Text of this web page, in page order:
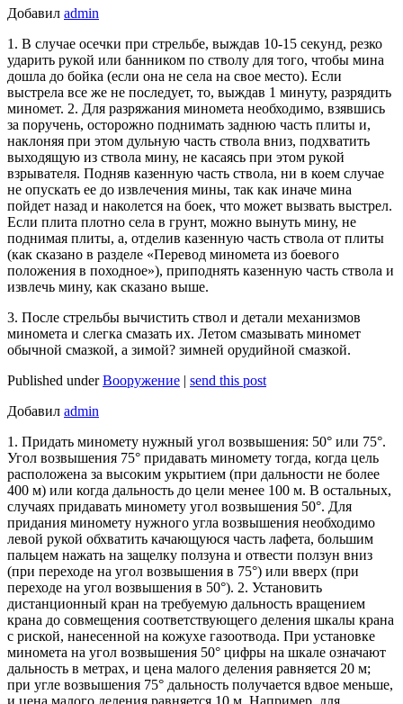
Добавил admin
1. В случае осечки при стрельбе, выждав 10-15 секунд, резко
ударить рукой или банником по стволу для того, чтобы мина
дошла до бойка (если она не села на свое место). Если
выстрела все же не последует, то, выждав 1 минуту, разрядить
миномет. 2. Для разряжания миномета необходимо, взявшись
за поручень, осторожно поднимать заднюю часть плиты и,
наклоняя при этом дульную часть ствола вниз, подхватить
выходящую из ствола мину, не касаясь при этом рукой
взрывателя. Подняв казенную часть ствола, ни в коем случае
не опускать ее до извлечения мины, так как иначе мина
пойдет назад и наколется на боек, что может вызвать выстрел.
Если плита плотно села в грунт, можно вынуть мину, не
поднимая плиты, а, отделив казенную часть ствола от плиты
(как сказано в разделе «Перевод миномета из боевого
положения в походное»), приподнять казенную часть ствола и
извлечь мину, как сказано выше.
3. После стрельбы вычистить ствол и детали механизмов
миномета и слегка смазать их. Летом смазывать миномет
обычной смазкой, а зимой? зимней орудийной смазкой.
Published underВооружение | send this post
Добавил admin
1. Придать миномету нужный угол возвышения: 50° или 75°.
Угол возвышения 75° придавать миномету тогда, когда цель
расположена за высоким укрытием (при дальности не более
400 м) или когда дальность до цели менее 100 м. В остальных,
случаях придавать миномету угол возвышения 50°. Для
придания миномету нужного угла возвышения необходимо
левой рукой обхватить качающуюся часть лафета, большим
пальцем нажать на защелку ползуна и отвести ползун вниз
(при переходе на угол возвышения в 75°) или вверх (при
переходе на угол возвышения в 50°). 2. Установить
дистанционный кран на требуемую дальность вращением
крана до совмещения соответствующего деления шкалы крана
с риской, нанесенной на кожухе газоотвода. При установке
миномета на угол возвышения 50° цифры на шкале означают
дальность в метрах, и цена малого деления равняется 20 м;
при угле возвышения 75° дальность получается вдвое меньше,
и цена малого деления равняется 10 м. Например, для